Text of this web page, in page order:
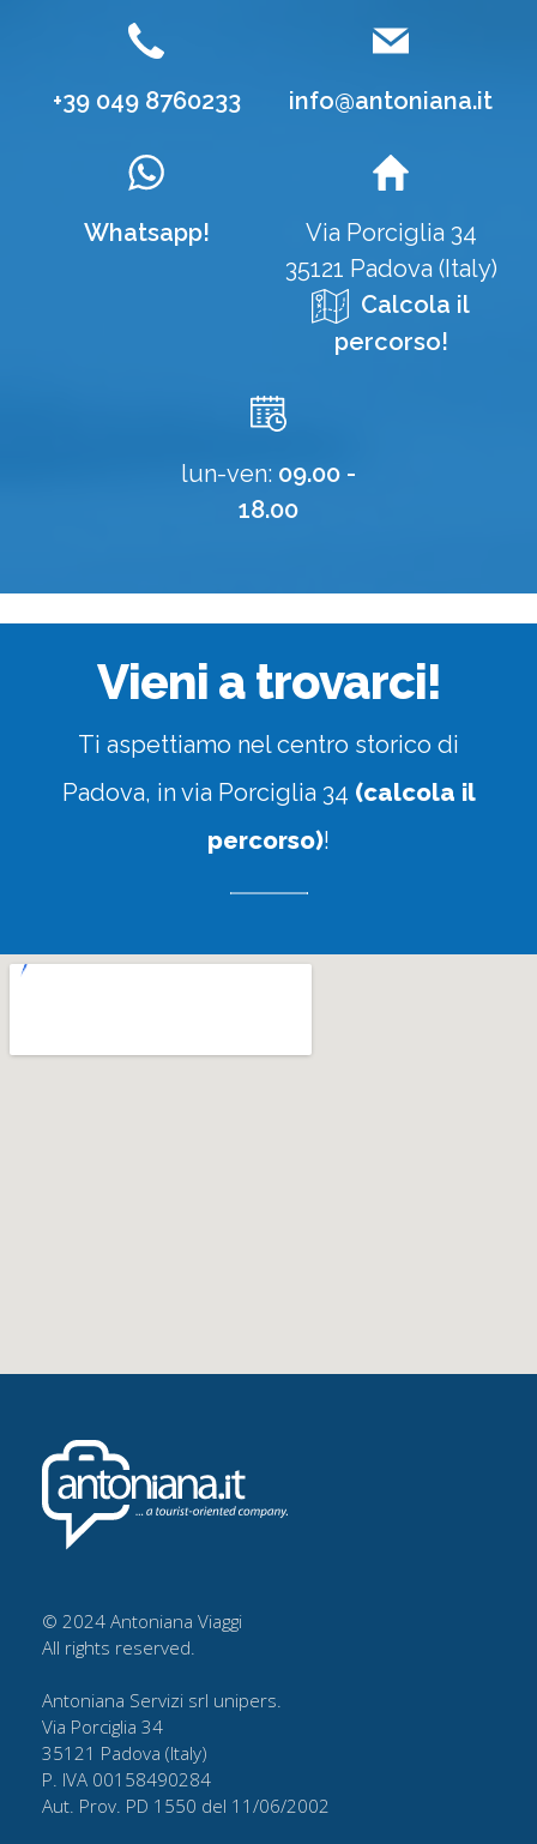
+39 049 8760233 info@antoniana.it
Whatsapp!
Via Porciglia 34
35121 Padova (Italy)
Calcola il
percorso!
lun-ven: 09.00 -
18.00
Vieni a trovarci!
Ti aspettiamo nel centro storico di
Padova, in via Porciglia 34 (calcola il
percorso)!
© 2024 Antoniana Viaggi
All rights reserved.
Antoniana Servizi srl unipers.
Via Porciglia 34
35121 Padova (Italy)
P. IVA 00158490284
Aut. Prov. PD 1550 del 11/06/2002